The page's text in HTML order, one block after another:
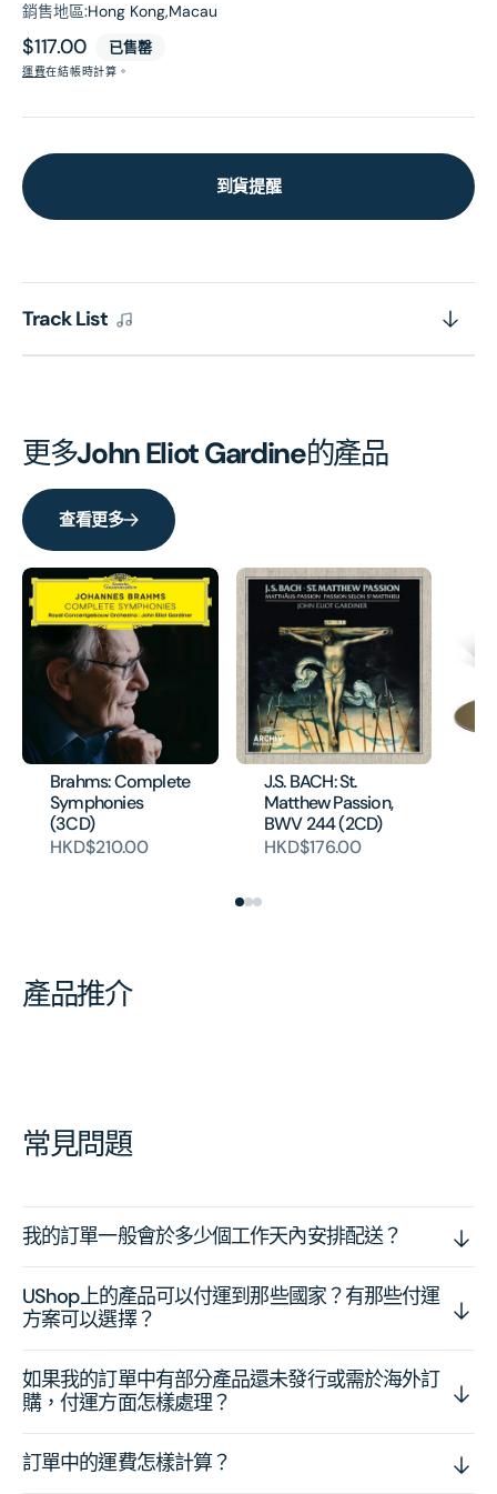
銷售地區:Hong Kong,Macau
原
價
$117.00 已售罄
運費在結帳時計算。
到貨提醒
Track List
更多John Eliot Gardine的產品
查看更多
Brahms: Complete
Symphonies
(3CD)
HKD$210.00
J.S. BACH: St.
Matthew Passion,
BWV 244 (2CD)
HKD$176.00
產品推介
常見問題
我的訂單一般會於多少個工作天內安排配送？
UShop上的產品可以付運到那些國家？有那些付運
方案可以選擇？
如果我的訂單中有部分產品還未發行或需於海外訂
購，付運方面怎樣處理？
訂單中的運費怎樣計算？